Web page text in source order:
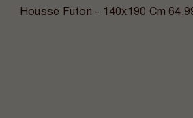
Housse Futon - 140x190 Cm